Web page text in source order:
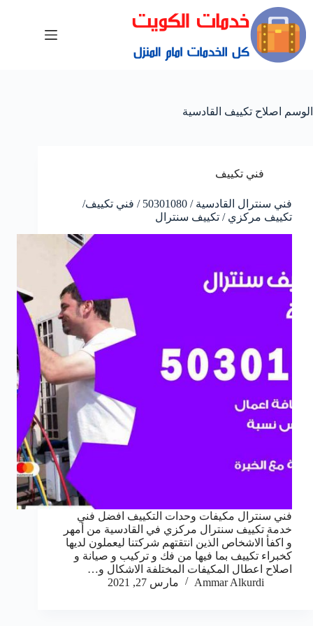
الوسم اصلاح تكييف القادسية
فني تكييف
فني سنترال القادسية / 50301080 / فني تكييف/
تكييف مركزي / تكييف سنترال
فني سنترال مكيفات وحدات التكييف افضل فني
خدمة تكييف سنترال مركزي في القادسية من أمهر
و اكفأ الاشخاص الذين انتقتهم شركتنا ليعملون لديها
كخبراء تكييف بما فيها من فك و تركيب و صيانة و
اصلاح اعطال المكيفات المختلفة الاشكال و…
Ammar Alkurdi
مارس 27, 2021